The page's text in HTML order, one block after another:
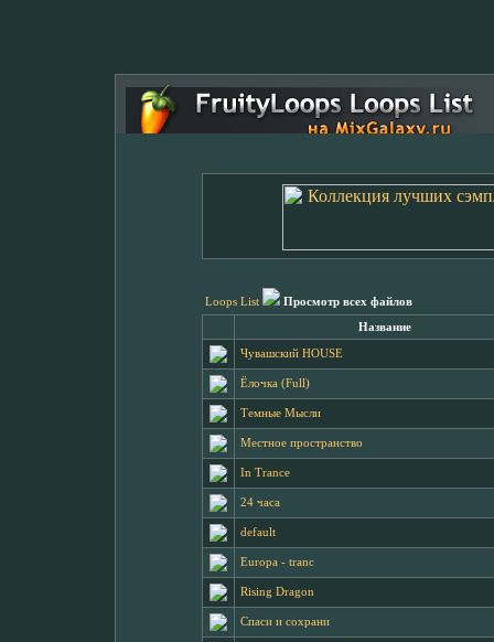
Loops List Просмотр всех файлов
Название
Чувашский HOUSE
Ёлочка (Full)
Темные Мысли
Местное пространство
In Trance
24 часа
default
Europa - tranc
Rising Dragon
Спаси и сохрани